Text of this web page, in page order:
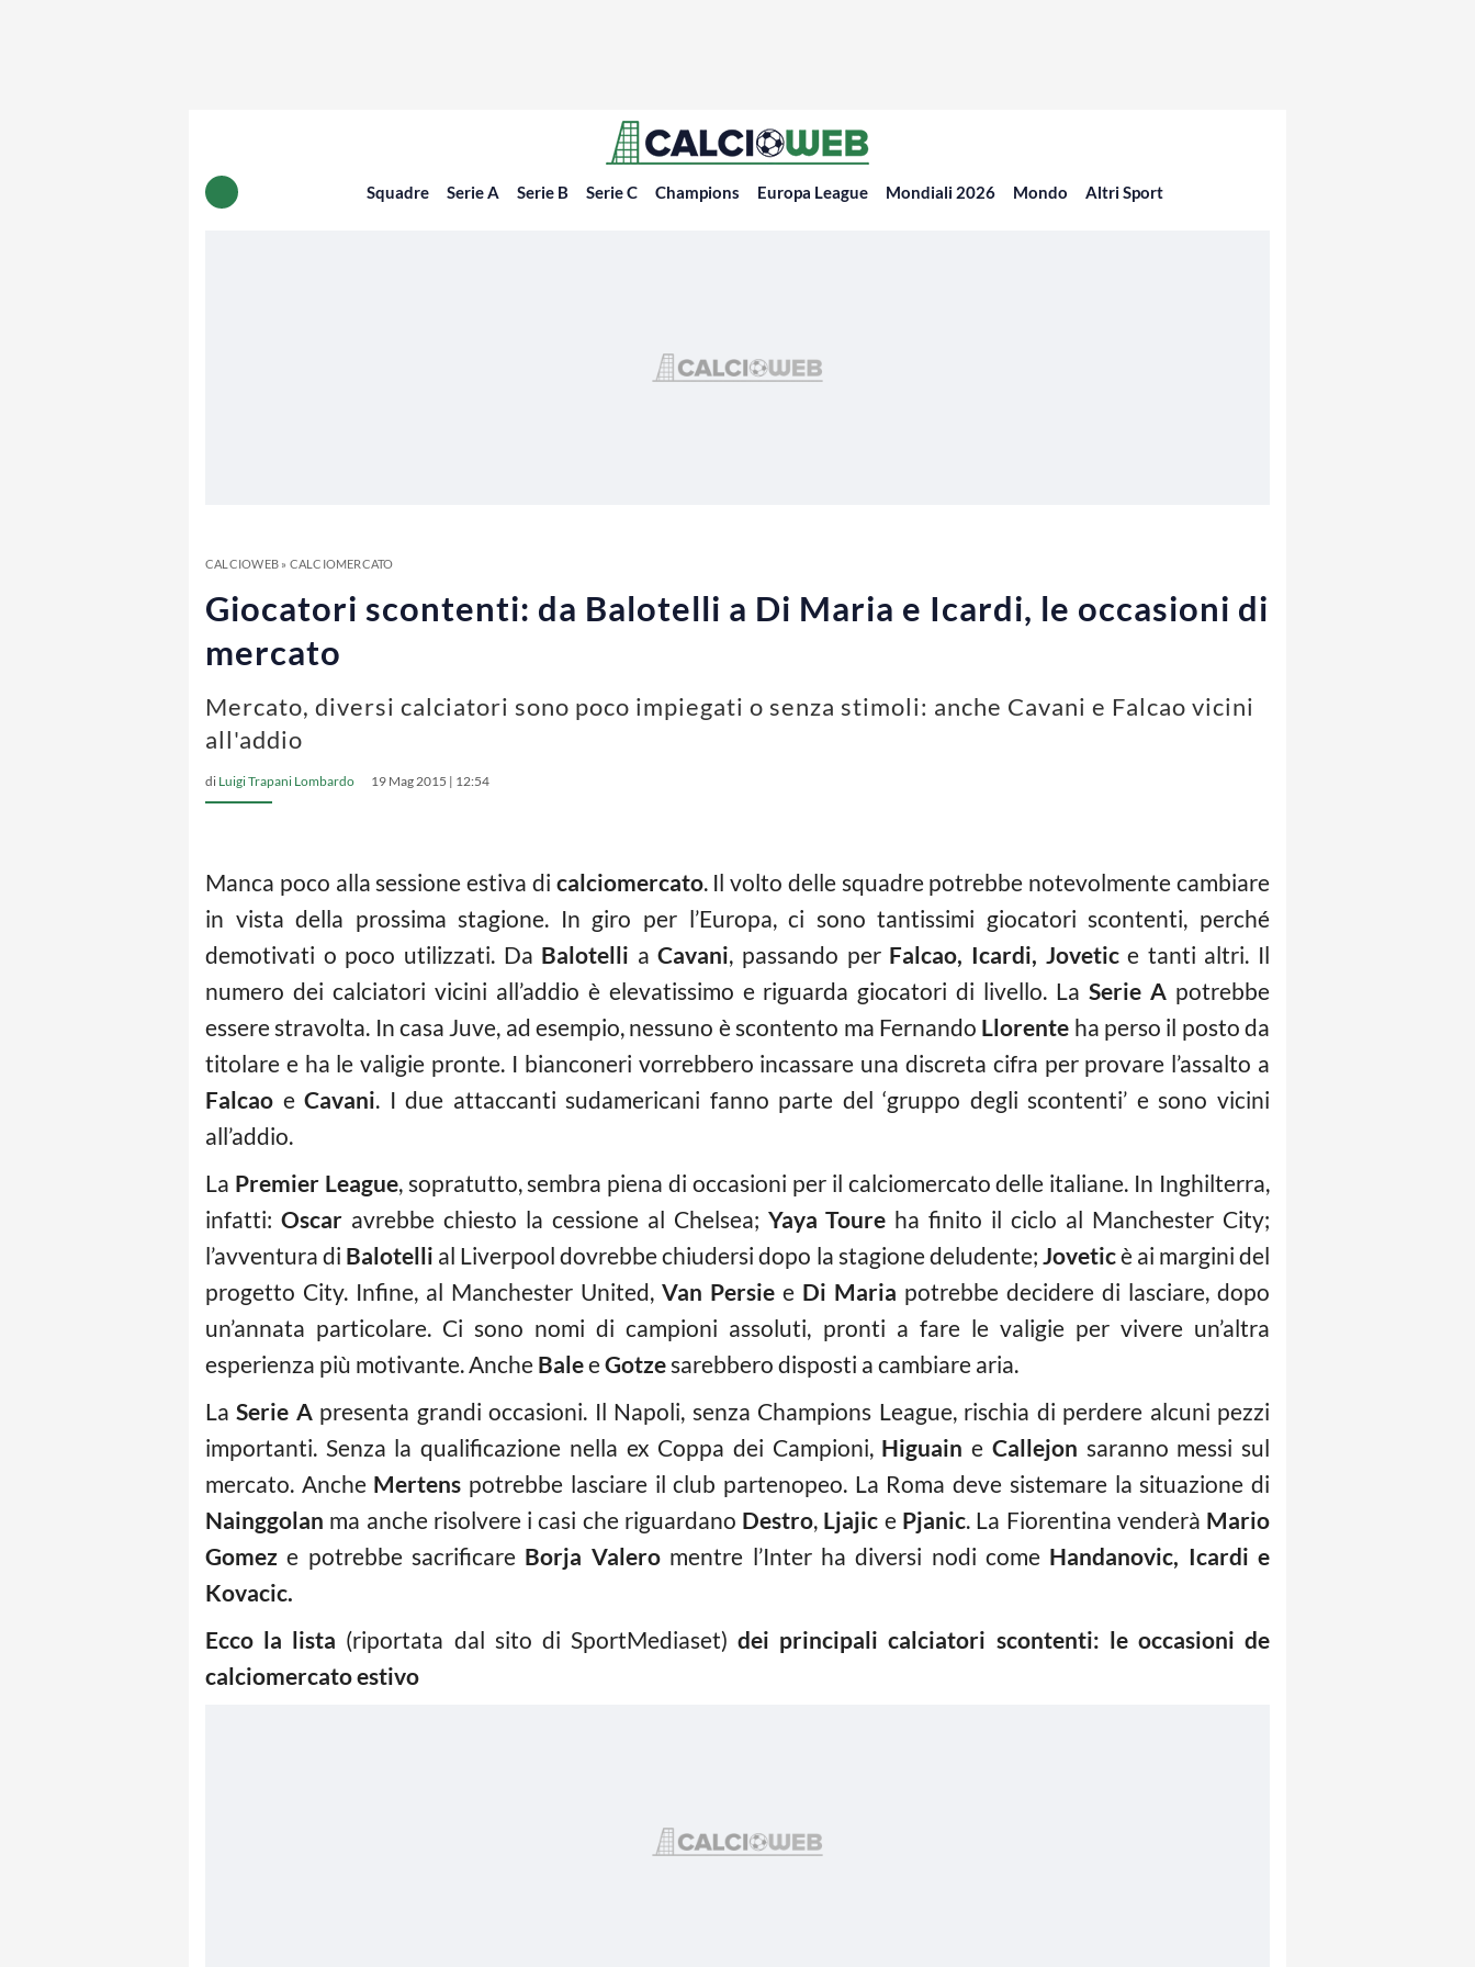
Squadre Serie A Serie B Serie C Champions Europa League Mondiali 2026 Mondo Altri Sport
CALCIOWEB» CALCIOMERCATO
Giocatori scontenti: da Balotelli a Di Maria e Icardi, le occasioni di
mercato
Mercato, diversi calciatori sono poco impiegati o senza stimoli: anche Cavani e Falcao vicini
all'addio
di Luigi Trapani Lombardo 19 Mag 2015 | 12:54
Manca poco alla sessione estiva di calciomercato. Il volto delle squadre potrebbe notevolmente cambiare
in vista della prossima stagione. In giro per l’Europa, ci sono tantissimi giocatori scontenti, perché
demotivati o poco utilizzati. Da Balotelli aCavani, passando per Falcao, Icardi, Jovetice tanti altri. Il
numero dei calciatori vicini all’addio è elevatissimo e riguarda giocatori di livello. LaSerie A potrebbe
essere stravolta. In casa Juve, ad esempio, nessuno è scontento ma Fernando Llorente ha perso il posto da
titolare e ha le valigie pronte. I bianconeri vorrebbero incassare una discreta cifra per provare l’assalto a
Falcao eCavani. I due attaccanti sudamericani fanno parte del ‘gruppo degli scontenti’ e sono vicini
all’addio.
La Premier League, sopratutto, sembra piena di occasioni per il calciomercato delle italiane. In Inghilterra,
infatti: Oscaravrebbe chiesto la cessione al Chelsea; Yaya Toure ha finito il ciclo al Manchester City;
l’avventura di Balotelli al Liverpool dovrebbe chiudersi dopo la stagione deludente; Joveticè ai margini del
progetto City. Infine, al Manchester United, Van Persie e Di Maria potrebbe decidere di lasciare, dopo
un’annata particolare. Ci sono nomi di campioni assoluti, pronti a fare le valigie per vivere un’altra
esperienza più motivante. Anche BaleeGotzesarebbero disposti a cambiare aria.
LaSerie Apresenta grandi occasioni. Il Napoli, senza Champions League, rischia di perdere alcuni pezzi
importanti. Senza la qualificazione nella ex Coppa dei Campioni, Higuain e Callejon saranno messi sul
mercato. Anche Mertens potrebbe lasciare il club partenopeo. La Roma deve sistemare la situazione di
Nainggolan ma anche risolvere i casi che riguardano Destro, Ljajic e Pjanic. La Fiorentina venderà Mario
Gomez e potrebbe sacrificare Borja Valeromentre l’Inter ha diversi nodi come Handanovic, Icardi e
Kovacic.
Ecco la lista (riportata dal sito di SportMediaset) dei principali calciatori scontenti: le occasioni de
calciomercato estivo